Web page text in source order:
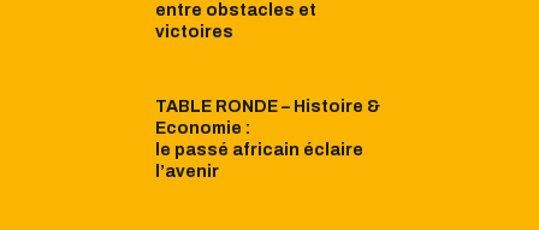
entre obstacles et
victoires
TABLE RONDE – Histoire &
Economie :
le passé africain éclaire
l’avenir